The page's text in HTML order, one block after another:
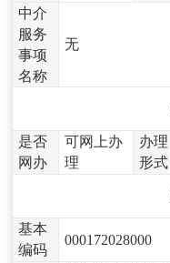
中介
服务
事项
名称
无
是否
网办
可网上办
理
办理
形式
基本
编码
000172028000